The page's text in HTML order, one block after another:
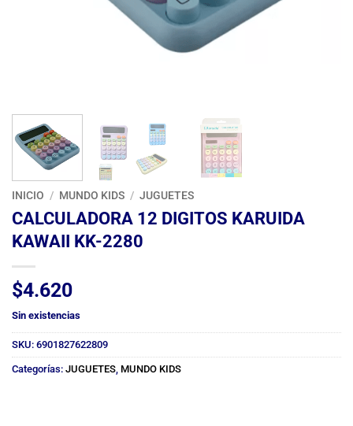
INICIO / MUNDO KIDS / JUGUETES
CALCULADORA 12 DIGITOS KARUIDA
KAWAII KK-2280
$4.620
Sin existencias
SKU: 6901827622809
Categorías: JUGUETES MUNDO KIDS